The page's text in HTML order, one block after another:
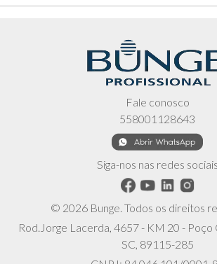
Fale conosco
558001128643
Siga-nos nas redes sociais
© 2026 Bunge. Todos os direitos
Rod.Jorge Lacerda, 4657 - KM 20 - Poço
SC, 89115-285